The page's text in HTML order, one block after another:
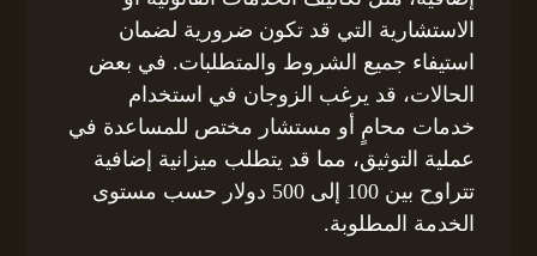
الاستشارية التي قد تكون ضرورية لضمان
استيفاء جميع الشروط والمتطلبات. في بعض
الحالات، قد يرغب الزوجان في استخدام
خدمات محامٍ أو مستشار مختص للمساعدة في
عملية التوثيق، مما قد يتطلب ميزانية إضافية
تتراوح بين 100 إلى 500 دولار حسب مستوى
الخدمة المطلوبة.